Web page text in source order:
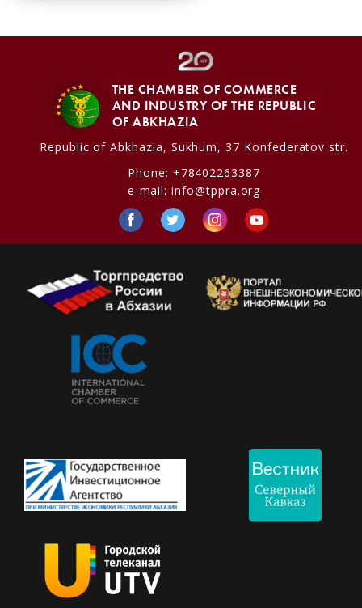
THE CHAMBER OF COMMERCE
AND INDUSTRY OF THE REPUBLIC
OF ABKHAZIA
Republic of Abkhazia, Sukhum, 37 Konfederatov str.
Phone: +78402263387
e-mail:info@tppra.org